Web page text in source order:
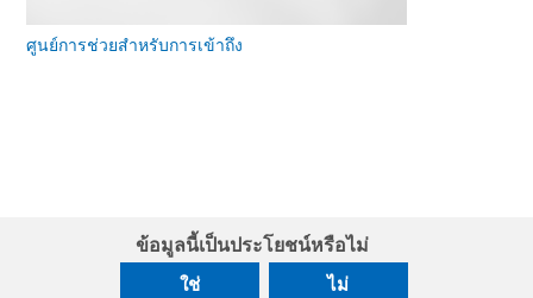
ศูนย์การช่วยสําหรับการเข้าถึง
ข้อมูลนี้เป็นประโยชน์หรือไม่
ใช่ ไม่